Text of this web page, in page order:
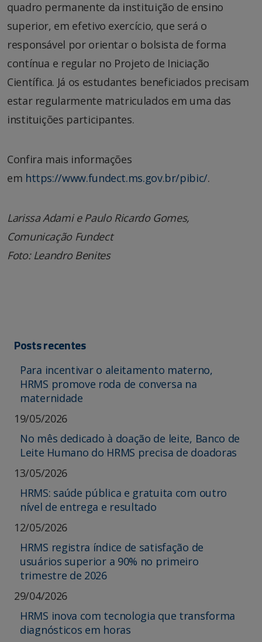
quadro permanente da instituição de ensino
superior, em efetivo exercício, que será o
responsável por orientar o bolsista de forma
contínua e regular no Projeto de Iniciação
Científica. Já os estudantes beneficiados precisam
estar regularmente matriculados em uma das
instituições participantes.
Confira mais informações
em https://www.fundect.ms.gov.br/pibic/.
Larissa Adami e Paulo Ricardo Gomes,
Comunicação Fundect
Foto: Leandro Benites
Posts recentes
Para incentivar o aleitamento materno,
HRMS promove roda de conversa na
maternidade
19/05/2026
No mês dedicado à doação de leite, Banco de
Leite Humano do HRMS precisa de doadoras
13/05/2026
HRMS: saúde pública e gratuita com outro
nível de entrega e resultado
12/05/2026
HRMS registra índice de satisfação de
usuários superior a 90% no primeiro
trimestre de 2026
29/04/2026
HRMS inova com tecnologia que transforma
diagnósticos em horas